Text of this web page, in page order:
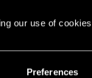
our use of
Preferences
вариант